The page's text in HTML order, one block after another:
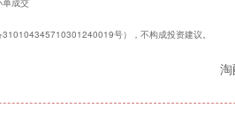
单成交
号），不构成投资建议。
淘